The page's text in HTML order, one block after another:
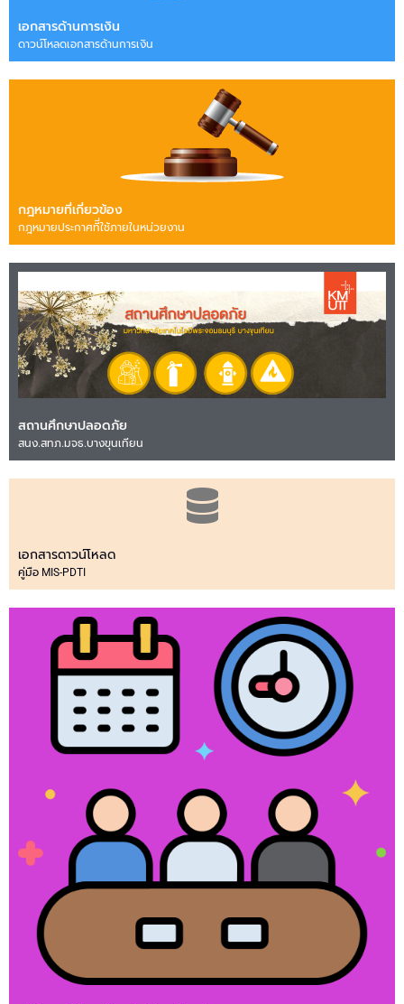
เอกสารด้านการเงิน
ดาวน์โหลดเอกสารด้านการเงิน
กฎหมายที่เกี่ยวข้อง
กฎหมายประกาศทีี่ใช้ภายในหน่วยงาน
สถานศึกษาปลอดภัย
สนง.สทภ.มจธ.บางขุนเทียน
เอกสารดาวน์โหลด
คู่มือ MIS-PDTI